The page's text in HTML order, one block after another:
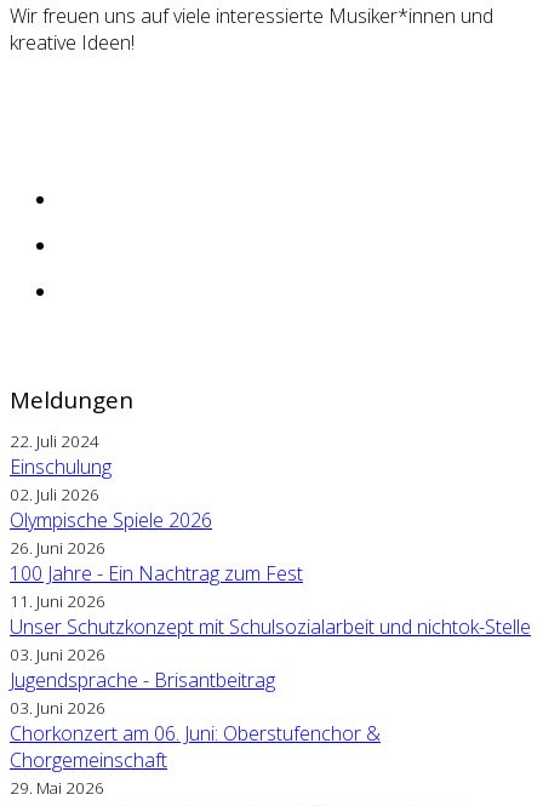
Wir freuen uns auf viele interessierte Musiker*innen und
kreative Ideen!
Meldungen
22. Juli 2024
Einschulung
02. Juli 2026
Olympische Spiele 2026
26. Juni 2026
100 Jahre - Ein Nachtrag zum Fest
11. Juni 2026
Unser Schutzkonzept mit Schulsozialarbeit und nichtok-Stelle
03. Juni 2026
Jugendsprache - Brisantbeitrag
03. Juni 2026
Chorkonzert am 06. Juni: Oberstufenchor &
Chorgemeinschaft
29. Mai 2026